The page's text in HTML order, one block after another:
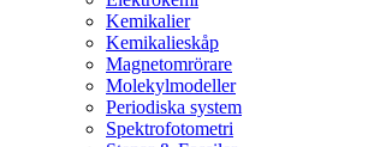
Kemikalier
Kemikalieskåp
Magnetomrörare
Molekylmodeller
Periodiska system
Spektrofotometri